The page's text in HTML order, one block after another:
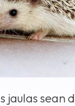
jaulas sean